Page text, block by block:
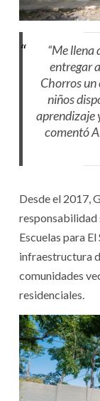
“Me llena
entregar
Chorros un
niños
aprendizaje
comentó
Desde el 2017,
responsabilidad
Escuelas para
infraestructura
comunidades
residenciales.